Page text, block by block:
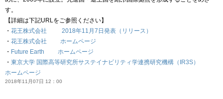
す。
【詳細は下記URLをご参照ください】
・ 花王株式会社 2018年11月7日発表（リリース）
・ 花王株式会社 ホームページ
・ Future Earth ホームページ
・ 東京大学 国際高等研究所サステイナビリティ学連携研究機構（IR3S）
ホームページ
2018年11月07日 12：00